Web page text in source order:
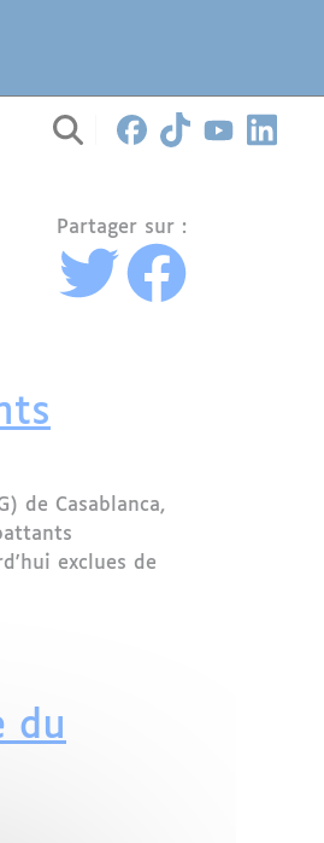
Partager sur :
de Casablanca,
exclues de
du